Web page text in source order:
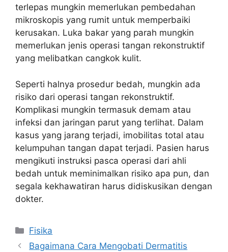
terlepas mungkin memerlukan pembedahan
mikroskopis yang rumit untuk memperbaiki
kerusakan. Luka bakar yang parah mungkin
memerlukan jenis operasi tangan rekonstruktif
yang melibatkan cangkok kulit.
Seperti halnya prosedur bedah, mungkin ada
risiko dari operasi tangan rekonstruktif.
Komplikasi mungkin termasuk demam atau
infeksi dan jaringan parut yang terlihat. Dalam
kasus yang jarang terjadi, imobilitas total atau
kelumpuhan tangan dapat terjadi. Pasien harus
mengikuti instruksi pasca operasi dari ahli
bedah untuk meminimalkan risiko apa pun, dan
segala kekhawatiran harus didiskusikan dengan
dokter.
Kategori
Fisika
Bagaimana Cara Mengobati Dermatitis